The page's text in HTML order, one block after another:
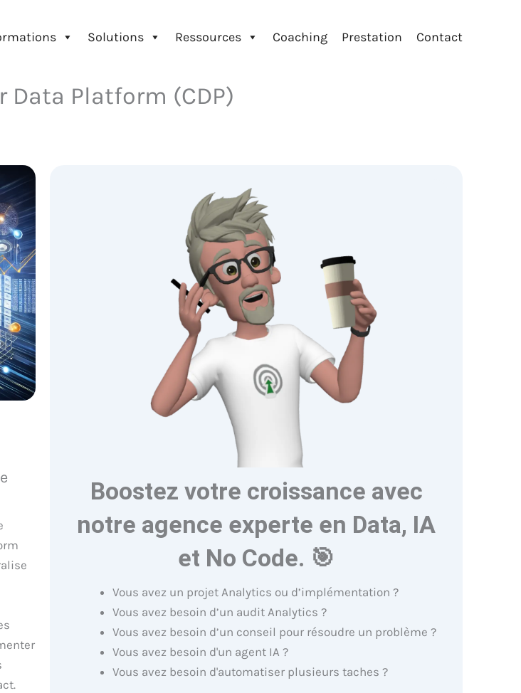
Solutions Ressources Coaching Prestation Contact
Platform (CDP)
Boostez votre croissance avec
notre agence experte en Data, IA
et No Code. 🎯
Vous avez un projet Analytics ou d’implémentation ?
Vous avez besoin d’un audit Analytics ?
Vous avez besoin d’un conseil pour résoudre un problème ?
Vous avez besoin d'un agent IA ?
Vous avez besoin d'automatiser plusieurs taches ?